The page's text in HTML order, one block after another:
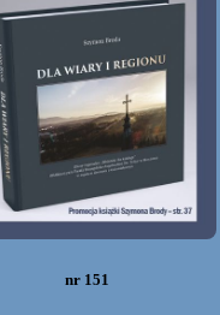
nr 151